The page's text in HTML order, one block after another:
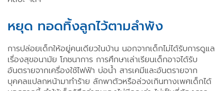
หยุด ทอดทิ้งลูกไว้ตามลำพัง
การปล่อยเด็กให้อยู่คนเดียวในบ้าน นอกจากเด็กไม่ได้รับการดูแล
เรื่องสุขอนามัย โภชนาการ การศึกษาเล่าเรียนเด็กอาจได้รับ
อันตรายจากเครื่องใช้ไฟฟ้า บ่อน้ำ สารเคมีและอันตรายจาก
บุคคลแปลกหน้ามาทำร้าย ลักพาตัวหรือล่วงเกินทางเพศเด็กได้